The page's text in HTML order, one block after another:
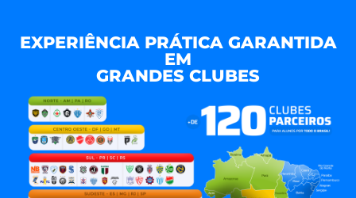
EXPERIÊNCIA PRÁTICA GARANTIDA
EM
GRANDES CLUBES